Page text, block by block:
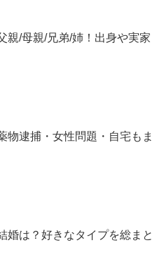
親/母親/兄弟/姉！出身や実家
物逮捕・女性問題・自宅もま
婚は？好きなタイプを総まと